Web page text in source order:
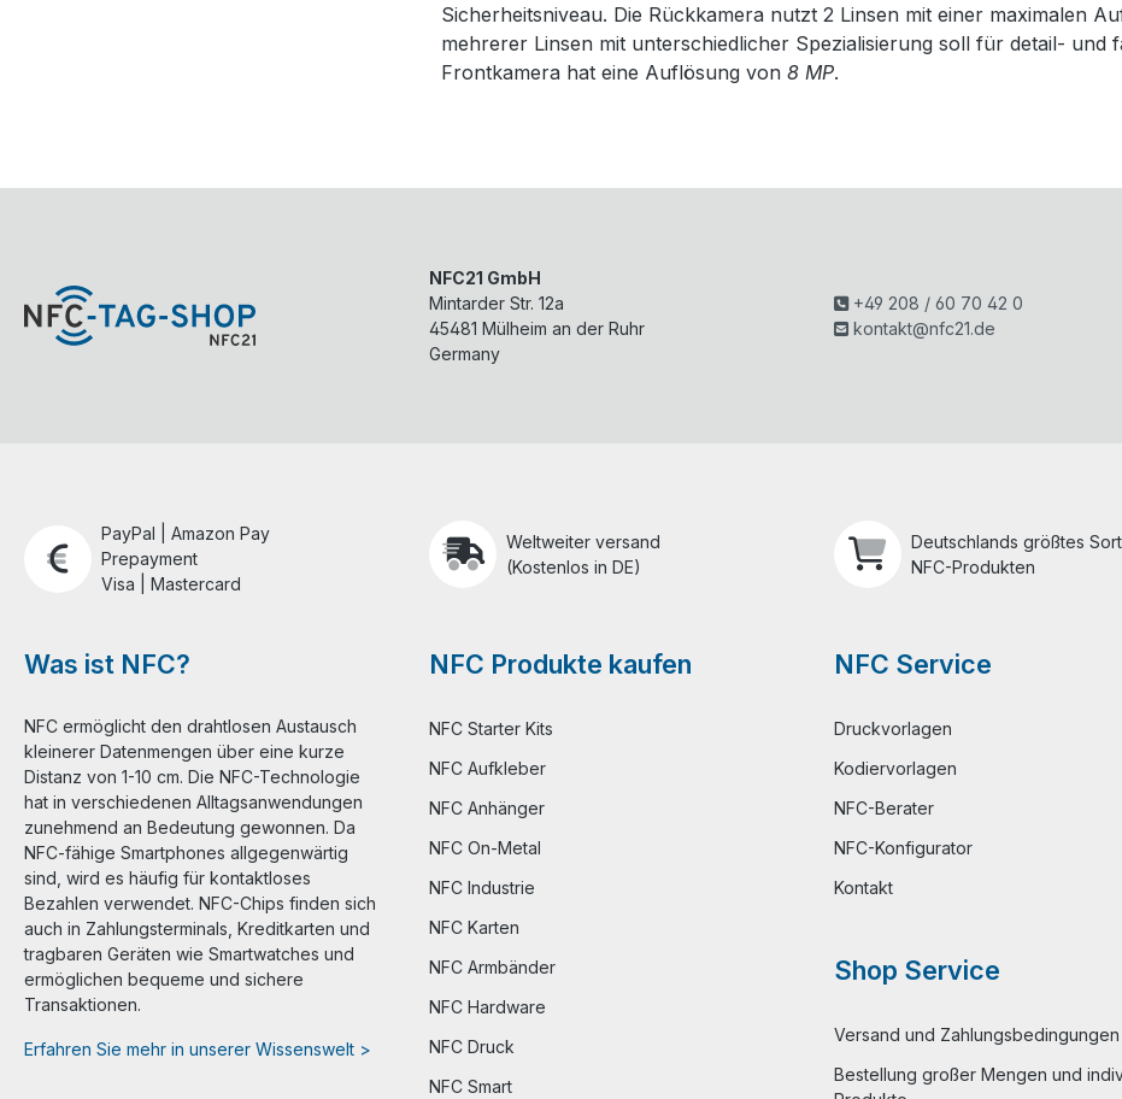
Sicherheitsniveau. Die Rückkamera nutzt 2 Linsen mit einer maximalen
mehrerer Linsen mit unterschiedlicher Spezialisierung soll für detail- und
Frontkamera hat eine Auflösung von 8 MP.
NFC21 GmbH
Mintarder Str. 12a
45481 Mülheim an der Ruhr
Germany
+49 208 / 60 70 42 0
kontakt@nfc21.de
PayPal | Amazon Pay
Prepayment
Visa | Mastercard
Weltweiter versand
(Kostenlos in DE)
Deutschlands größtes
NFC-Produkten
Was ist NFC?
NFC ermöglicht den drahtlosen Austausch
kleinerer Datenmengen über eine kurze
Distanz von 1-10 cm. Die NFC-Technologie
hat in verschiedenen Alltagsanwendungen
zunehmend an Bedeutung gewonnen. Da
NFC-fähige Smartphones allgegenwärtig
sind, wird es häufig für kontaktloses
Bezahlen verwendet. NFC-Chips finden sich
auch in Zahlungsterminals, Kreditkarten und
tragbaren Geräten wie Smartwatches und
ermöglichen bequeme und sichere
Transaktionen.
Erfahren Sie mehr in unserer Wissenswelt >
NFC Produkte kaufen
NFC Starter Kits
NFC Aufkleber
NFC Anhänger
NFC On-Metal
NFC Industrie
NFC Karten
NFC Armbänder
NFC Hardware
NFC Druck
NFC Smart
NFC Service
Druckvorlagen
Kodiervorlagen
NFC-Berater
NFC-Konfigurator
Kontakt
Shop Service
Versand und Zahlungsbedingungen
Bestellung großer Mengen und